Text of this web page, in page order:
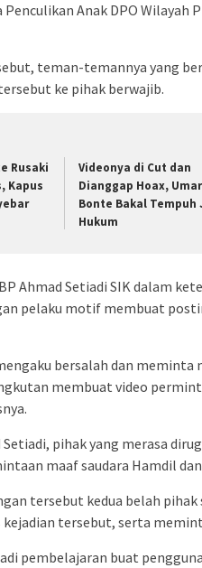
Penculikan Anak DPO Wilayah
teman-temannya yang
ke pihak berwajib.
Rusaki
Kapus
Videonya di Cut dan
Dianggap Hoax, Umar
Bonte Bakal Tempuh
Hukum
Ahmad Setiadi SIK dalam
pelaku motif membuat
bersalah dan meminta
membuat video
pihak yang merasa
maaf saudara Hamdil
tersebut kedua belah pihak
tersebut, serta
pembelajaran buat